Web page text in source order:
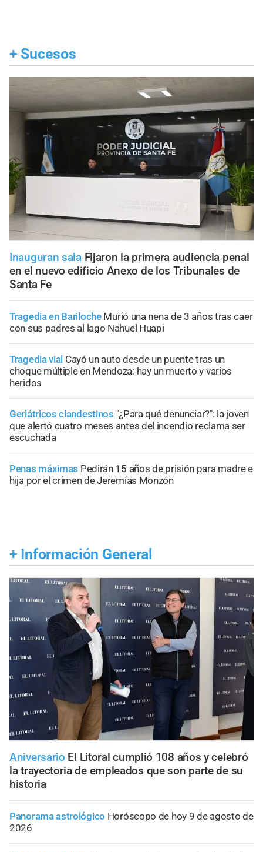
+ Sucesos
Inauguran sala Fijaron la primera audiencia penal
en el nuevo edificio Anexo de los Tribunales de
Santa Fe
Tragedia en Bariloche Murió una nena de 3 años tras caer
con sus padres al lago Nahuel Huapi
Tragedia vial Cayó un auto desde un puente tras un
choque múltiple en Mendoza: hay un muerto y varios
heridos
Geriátricos clandestinos "¿Para qué denunciar?": la joven
que alertó cuatro meses antes del incendio reclama ser
escuchada
Penas máximas Pedirán 15 años de prisión para madre e
hija por el crimen de Jeremías Monzón
+ Información General
Aniversario El Litoral cumplió 108 años y celebró
la trayectoria de empleados que son parte de su
historia
Panorama astrológico Horóscopo de hoy 9 de agosto de
2026